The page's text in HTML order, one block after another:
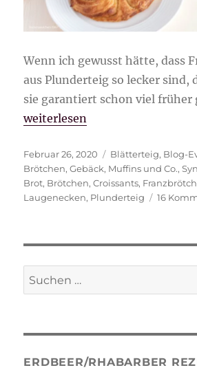
Wenn ich gewusst hätte, dass
aus Plunderteig so lecker sind,
sie garantiert schon viel früher
„Franzbrötchen aus
weiterlesen
Veröffentlicht
am
Februar 26, 2020 Kategorien
Blätterteig, Blog-
Brötchen,Gebäck, Muffins und Co.,
Brot, Brötchen,Croissants,
Laugenecken, Plunderteig 16
Suche
nach:
ERDBEER/RHABARBER